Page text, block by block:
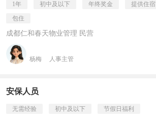
1年 初中及以下 年终奖金 提供住宿
包住
成都仁和春天物业管理 民营
杨梅 人事主管
安保人员
无需经验 初中及以下 节假日福利